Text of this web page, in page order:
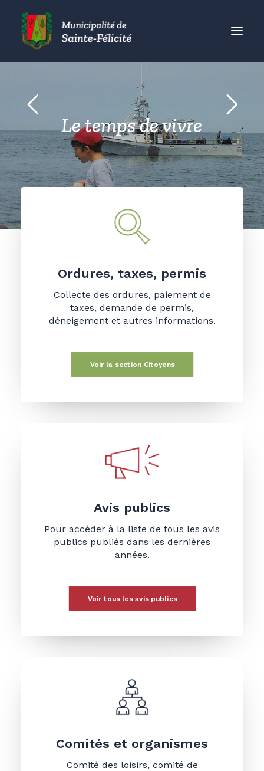
CITOYENS
ORGANISMES
VISITEURS
ENTREPRISES
ACCUEIL
Le temps de vivre
Ordures, taxes, permis
Collecte des ordures, paiement de
taxes, demande de permis,
déneigement et autres informations.
Voir la section Citoyens
Avis publics
Pour accéder à la liste de tous les avis
publics publiés dans les dernières
années.
Voir tous les avis publics
Comités et organismes
Comité des loisirs, comité de